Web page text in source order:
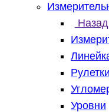
Назад
Рулетки
Уровни